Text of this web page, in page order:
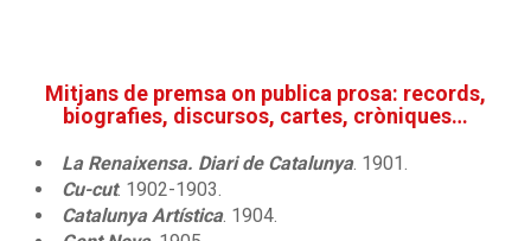
Mitjans de premsa on publica prosa: records,
biografies, discursos, cartes, cròniques…
La Renaixensa. Diari de Catalunya. 1901.
Cu-cut. 1902-1903.
Catalunya Artística. 1904.